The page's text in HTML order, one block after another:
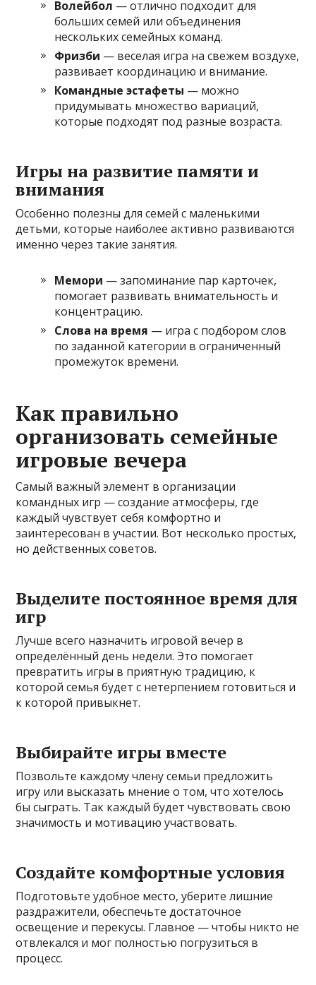
Волейбол — отлично подходит для
больших семей или объединения
нескольких семейных команд.
Фризби — веселая игра на свежем воздухе,
развивает координацию и внимание.
Командные эстафеты — можно
придумывать множество вариаций,
которые подходят под разные возраста.
Игры на развитие памяти и
внимания
Особенно полезны для семей с маленькими
детьми, которые наиболее активно развиваются
именно через такие занятия.
Мемори — запоминание пар карточек,
помогает развивать внимательность и
концентрацию.
Слова на время — игра с подбором слов
по заданной категории в ограниченный
промежуток времени.
Как правильно
организовать семейные
игровые вечера
Самый важный элемент в организации
командных игр — создание атмосферы, где
каждый чувствует себя комфортно и
заинтересован в участии. Вот несколько простых,
но действенных советов.
Выделите постоянное время для
игр
Лучше всего назначить игровой вечер в
определённый день недели. Это помогает
превратить игры в приятную традицию, к
которой семья будет с нетерпением готовиться и
к которой привыкнет.
Выбирайте игры вместе
Позвольте каждому члену семьи предложить
игру или высказать мнение о том, что хотелось
бы сыграть. Так каждый будет чувствовать свою
значимость и мотивацию участвовать.
Создайте комфортные условия
Подготовьте удобное место, уберите лишние
раздражители, обеспечьте достаточное
освещение и перекусы. Главное — чтобы никто не
отвлекался и мог полностью погрузиться в
процесс.